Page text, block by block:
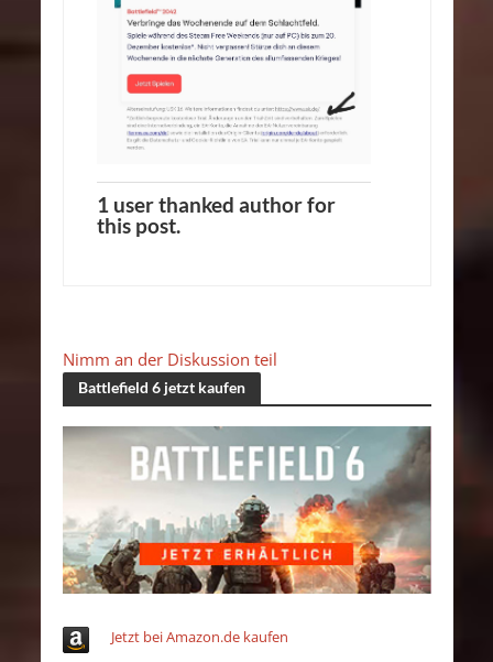
1 user thanked author for
this post.
Nimm an der Diskussion teil
Battlefield 6 jetzt kaufen
Jetzt bei Amazon.de kaufen